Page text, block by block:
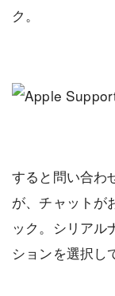
ク。
すると問い合わ
が、チャットが
ック。シリア
ションを選択し